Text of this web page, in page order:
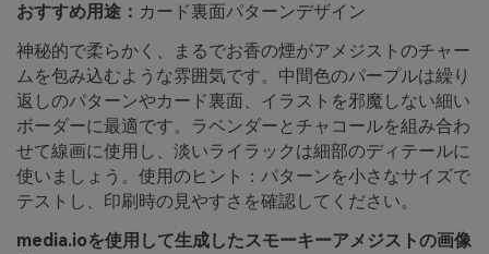
おすすめ用途： カード裏面パターンデザイン
神秘的で柔らかく、まるでお香の煙がアメジストのチャー
ムを包み込むような雰囲気です。中間色のパープルは繰り
返しのパターンやカード裏面、イラストを邪魔しない細い
ボーダーに最適です。ラベンダーとチャコールを組み合わ
せて線画に使用し、淡いライラックは細部のディテールに
使いましょう。使用のヒント：パターンを小さなサイズで
テストし、印刷時の見やすさを確認してください。
media.ioを使用して生成したスモーキーアメジストの画像